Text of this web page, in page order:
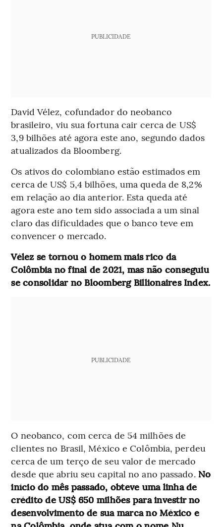
PUBLICIDADE
David Vélez, cofundador do neobanco
brasileiro, viu sua fortuna cair cerca de US$
3,9 bilhões até agora este ano, segundo dados
atualizados da Bloomberg.
Os ativos do colombiano estão estimados em
cerca de US$ 5,4 bilhões, uma queda de 8,2%
em relação ao dia anterior. Esta queda até
agora este ano tem sido associada a um sinal
claro das dificuldades que o banco teve em
convencer o mercado.
Vélez se tornou o homem mais rico da
Colômbia no final de 2021, mas não conseguiu
se consolidar no Bloomberg Billionaires Index.
PUBLICIDADE
O neobanco, com cerca de 54 milhões de
clientes no Brasil, México e Colômbia, perdeu
cerca de um terço de seu valor de mercado
desde que abriu seu capital no ano passado. No
início do mês passado, obteve uma linha de
crédito de US$ 650 milhões para investir no
desenvolvimento de sua marca no México e